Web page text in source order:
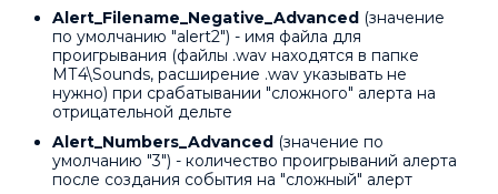
Alert_Filename_Negative_Advanced (значение
по умолчанию "alert2") - имя файла для
проигрывания (файлы .wav находятся в папке
МТ4\Sounds, расширение .wav указывать не
нужно) при срабатывании "сложного" алерта на
отрицательной дельте
Alert_Numbers_Advanced (значение по
умолчанию "3") - количество проигрываний алерта
после создания события на "сложный" алерт